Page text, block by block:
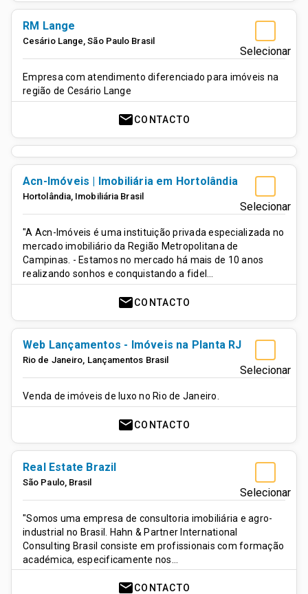
Selecionar
RM Lange
Cesário Lange,São Paulo Brasil
Empresa com atendimento diferenciado para imóveis na
região de Cesário Lange
mailCONTACTO
Selecionar
Acn-Imóveis | Imobiliária em Hortolândia
Hortolândia Imobiliária Brasil
"A Acn-Imóveis é uma instituição privada especializada no
mercado imobiliário da Região Metropolitana de
Campinas. - Estamos no mercado há mais de 10 anos
realizando sonhos e conquistando a fidel…
mailCONTACTO
Selecionar
Web Lançamentos - Imóveis na Planta RJ
Rio de Janeiro Lançamentos Brasil
Venda de imóveis de luxo no Rio de Janeiro.
mailCONTACTO
Selecionar
Real Estate Brazil
São Paulo, Brasil
"Somos uma empresa de consultoria imobiliária e agro-
industrial no Brasil. Hahn & Partner International
Consulting Brasil consiste em profissionais com formação
académica, especificamente nos…
mailCONTACTO